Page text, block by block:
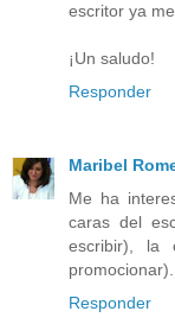
escritor ya
¡Un saludo!
Responder
Maribel
Me ha
caras del
escribir), la
promocionar).
Responder